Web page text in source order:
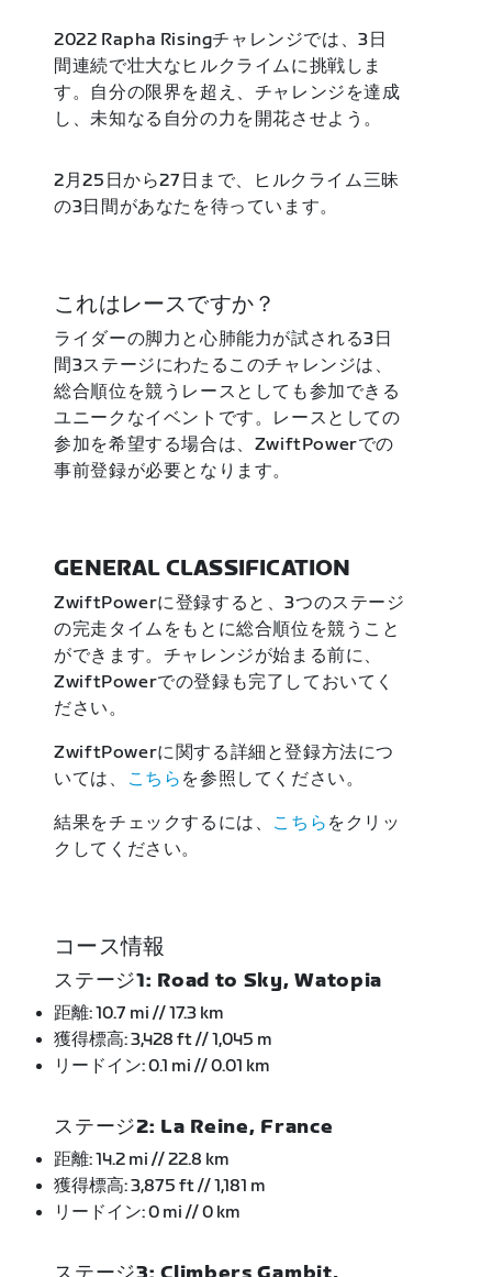
2022 Rapha Risingチャレンジでは、3日
間連続で壮大なヒルクライムに挑戦しま
す。自分の限界を超え、チャレンジを達成
し、未知なる自分の力を開花させよう。
2月25日から27日まで、ヒルクライム三昧
の3日間があなたを待っています。
これはレースですか？
ライダーの脚力と心肺能力が試される3日
間3ステージにわたるこのチャレンジは、
総合順位を競うレースとしても参加できる
ユニークなイベントです。レースとしての
参加を希望する場合は、ZwiftPowerでの
事前登録が必要となります。
GENERAL CLASSIFICATION
ZwiftPowerに登録すると、3つのステージ
の完走タイムをもとに総合順位を競うこと
ができます。チャレンジが始まる前に、
ZwiftPowerでの登録も完了しておいてく
ださい。
ZwiftPowerに関する詳細と登録方法につ
いては、
こちら を参照してください。
結果をチェックするには、 こちら をクリッ
クしてください。
コース情報
ステージ1: Road to Sky, Watopia
距離: 10.7 mi // 17.3 km
獲得標高: 3,428 ft // 1,045 m
リードイン: 0.1 mi // 0.01 km
ステージ2: La Reine, France
距離: 14.2 mi // 22.8 km
獲得標高: 3,875 ft // 1,181 m
リードイン: 0 mi // 0 km